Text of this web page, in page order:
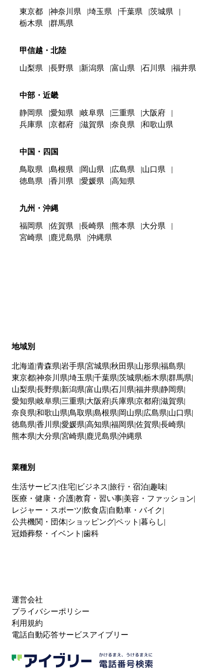
東京都 神奈川県 埼玉県 千葉県
茨城県
栃木県
群馬県
甲信越・北陸
山梨県 長野県 新潟県 富山県 石川県 福井県
中部・近畿
静岡県 愛知県 岐阜県 三重県
大阪府
兵庫県
京都府 滋賀県 奈良県 和歌山県
中国・四国
鳥取県 島根県 岡山県 広島県
山口県
徳島県
香川県 愛媛県 高知県
九州・沖縄
福岡県 佐賀県 長崎県 熊本県
大分県
宮崎県
鹿児島県 沖縄県
地域別
北海道 青森県 岩手県 宮城県 秋田県 山形県 福島県
東京都神奈川県 埼玉県 千葉県 茨城県 栃木県 群馬県
山梨県 長野県 新潟県 富山県 石川県 福井県 静岡県
愛知県 岐阜県 三重県 大阪府兵庫県 京都府滋賀県
奈良県 和歌山県 鳥取県 島根県 岡山県 広島県 山口県
徳島県 香川県 愛媛県 高知県 福岡県 佐賀県 長崎県
熊本県 大分県 宮崎県 鹿児島県 沖縄県
業種別
生活サービス 住宅 ビジネス 旅行・宿泊 趣味
医療・健康・介護教育・習い事 美容・ファッション
レジャー・スポーツ 飲食店 自動車・バイク
公共機関・団体 ショッピングペット 暮らし
冠婚葬祭・イベント 歯科
運営会社
プライバシーポリシー
利用規約
電話自動応答サービスアイブリー